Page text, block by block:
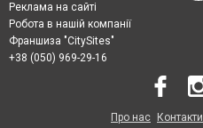
Реклама на сайті
Робота в нашій компанії
Франшиза "CitySites"
+38 (050) 969-29-16
Про нас Контакти